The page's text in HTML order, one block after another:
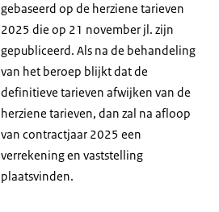
gebaseerd op de herziene tarieven
2025 die op 21 november jl. zijn
gepubliceerd. Als na de behandeling
van het beroep blijkt dat de
definitieve tarieven afwijken van de
herziene tarieven, dan zal na afloop
van contractjaar 2025 een
verrekening en vaststelling
plaatsvinden.